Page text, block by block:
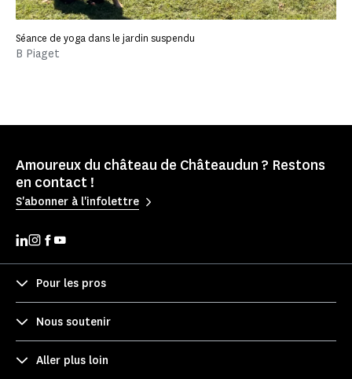
Séance de yoga dans le jardin suspendu
B Piaget
Amoureux du château de Châteaudun ? Restons
en contact !
S'abonner à l'infolettre
Pour les pros
Nous soutenir
Aller plus loin